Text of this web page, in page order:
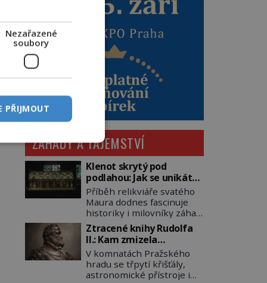
ZÁHADY A TAJEMSTVÍ
Klenot skrytý pod
podlahou: Jak se unikátní
románský poklad dostal
do zapadlého Bečova?
Příběh relikviáře svatého
Maura dodnes fascinuje
historiky i milovníky záhad
po celém světě. Tato
románská zlatnická
památka ze 13. století je
po českých korunovačních
klenotech druhým
nejcennějším movitým
Ztracené knihy Rudolfa
II.: Kam zmizela
nejzáhadnější knihovna
Evropy?
V komnatách Pražského
hradu se třpytí křišťály,
astronomické přístroje i
Nezařazené
soubory
PŘIJMOUT